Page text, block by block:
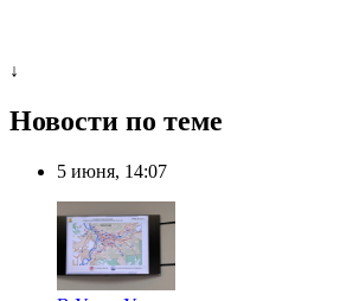
↓
Новости по теме
5 июня, 14:07